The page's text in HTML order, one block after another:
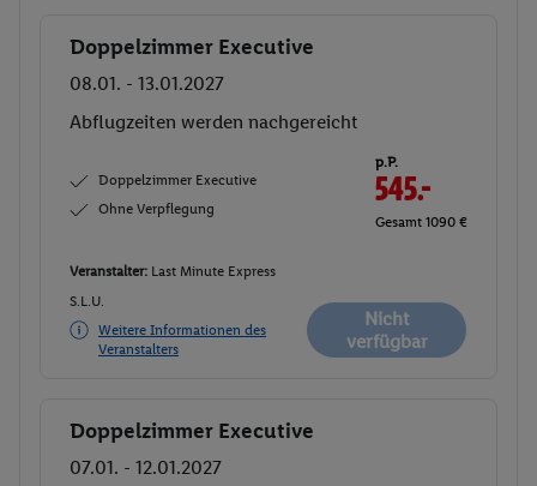
Buchen
Doppelzimmer Executive
08.01. - 13.01.2027
Abflugzeiten werden nachgereicht
Doppelzimmer Executive
Ohne Verpflegung
p.P.
545.-
Gesamt 1090 €
Veranstalter: Last Minute Express
S.L.U.
Weitere Informationen des
Veranstalters
Nicht
verfügbar
Buchen
Doppelzimmer Executive
07.01. - 12.01.2027